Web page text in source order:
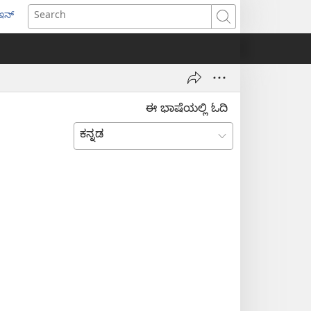
Search
ಈ ಭಾಷೆಯಲ್ಲಿ ಓದಿ